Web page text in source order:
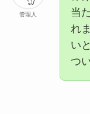
管理人
当
れ
い
つ